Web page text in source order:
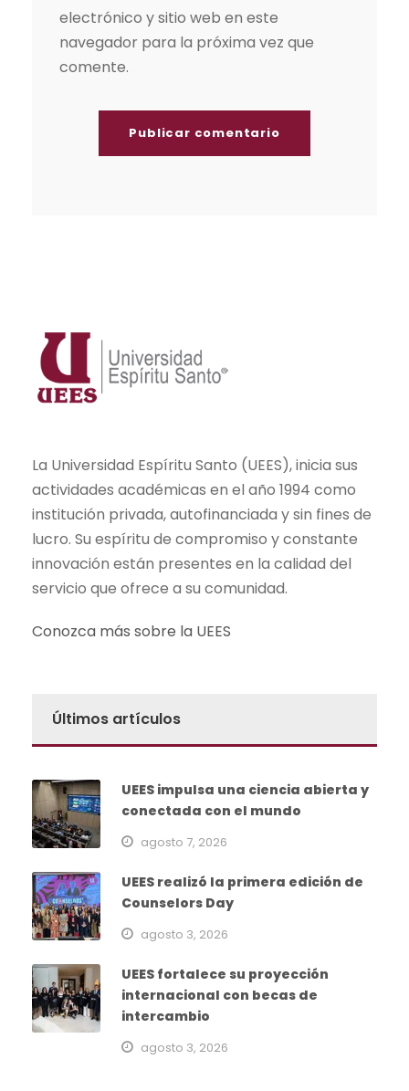
electrónico y sitio web en este
navegador para la próxima vez que
comente.
La Universidad Espíritu Santo (UEES), inicia sus
actividades académicas en el año 1994 como
institución privada, autofinanciada y sin fines de
lucro. Su espíritu de compromiso y constante
innovación están presentes en la calidad del
servicio que ofrece a su comunidad.
Conozca más sobre la UEES
Últimos artículos
UEES impulsa una ciencia abierta y
conectada con el mundo
agosto 7, 2026
UEES realizó la primera edición de
Counselors Day
agosto 3, 2026
UEES fortalece su proyección
internacional con becas de
intercambio
agosto 3, 2026